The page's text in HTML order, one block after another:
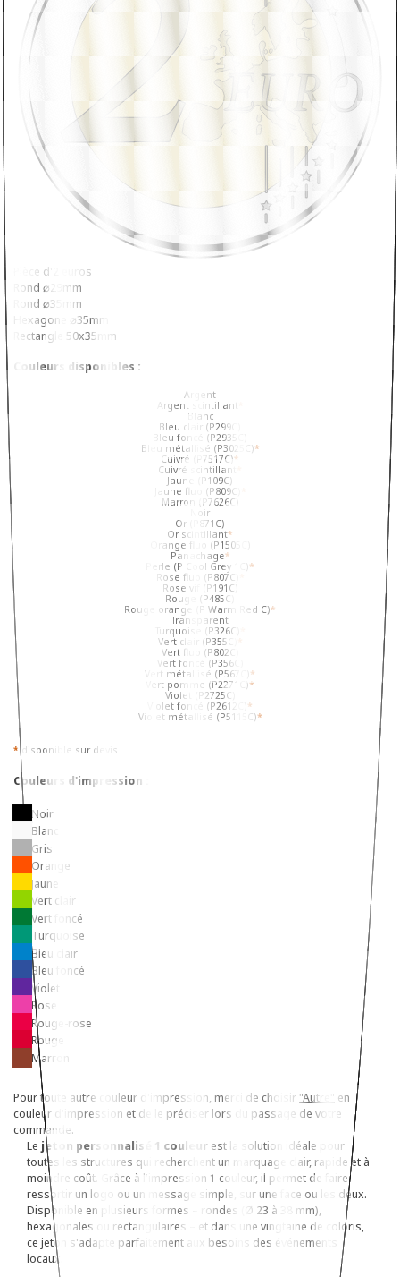
Pièce d'2 euros
Rond ⌀29mm
Rond ⌀35mm
Hexagone ⌀35mm
Rectangle 50x35mm
Couleurs disponibles :
Argent
Argent scintillant
Blanc
Bleu clair (P299C)
Bleu foncé (P2935C)
Bleu métallisé (P3025C)
Cuivré (P7517C)
Cuivré scintillant
Jaune (P109C)
Jaune fluo (P809C)
Marron (P7626C)
Noir
Or (P871C)
Or scintillant
Orange fluo (P1505C)
Panachage
Perle (P Cool Grey 1C)
Rose fluo (P807C)
Rose vif (P191C)
Rouge (P485C)
Rouge orange (P Warm Red C)
Transparent
Turquoise (P326C)
Vert clair (P355C)
Vert fluo (P802C)
Vert foncé (P356C)
Vert métallisé (P567C)
Vert pomme (P2271C)
Violet (P2725C)
Violet foncé (P2612C)
Violet métallisé (P5115C)
*disponible sur devis
Couleurs d'impression :
Noir
Blanc
Gris
Orange
Jaune
Vert clair
Vert foncé
Turquoise
Bleu clair
Bleu foncé
Violet
Rose
Rouge-rose
Rouge
Marron
Pour toute autre couleur d'impression, merci de choisir "Autre"
en
couleur d'impression et de le préciser lors du passage de votre
commande.
Le jeton personnalisé 1 couleur est la solution idéale pour
toutes les structures qui recherchent un marquage clair, rapide et à
moindre coût. Grâce à l'impression 1 couleur, il permet de faire
ressortir un logo ou un message simple, sur une face ou les deux.
Disponible en plusieurs formes – rondes (Ø 23 à 38 mm),
hexagonales ou rectangulaires – et dans une vingtaine de coloris,
ce jeton s'adapte parfaitement aux besoins des événements
locaux.